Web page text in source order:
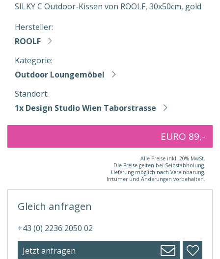
SILKY C Outdoor-Kissen von ROOLF, 30x50cm, gold
Hersteller:
ROOLF
Kategorie:
Outdoor Loungemöbel
Standort:
1x Design Studio Wien Taborstrasse
EURO 89,-
Alle Preise inkl. 20% MwSt.
Die Preise gelten bei Selbstabholung.
Lieferung möglich nach Vereinbarung.
Irrtümer und Änderungen vorbehalten.
Gleich anfragen
+43 (0) 2236 2050 02
Jetzt anfragen